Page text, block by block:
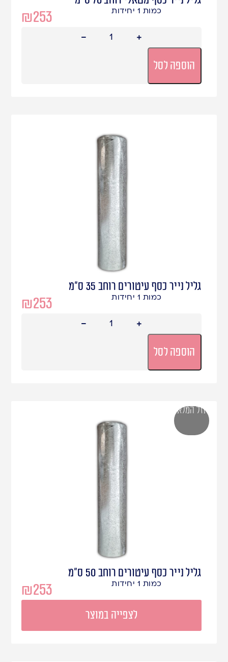
₪253 כמות 1 יחידות
הוספה לסל
גליל נייר כסף עיטורים רוחב 35 ס"מ
₪253 כמות 1 יחידות
הוספה לסל
גליל נייר כסף עיטורים רוחב 50 ס"מ
₪253 כמות 1 יחידות
לצפייה במוצר
אזל המלאי